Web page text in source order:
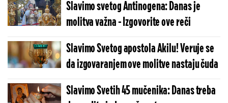
Slavimo svetog Antinogena: Danas je
molitva važna - Izgovorite ove reči
Slavimo Svetog apostola Akilu! Veruje se
da izgovaranjem ove molitve nastaju čuda
Slavimo Svetih 45 mučenika: Danas treba